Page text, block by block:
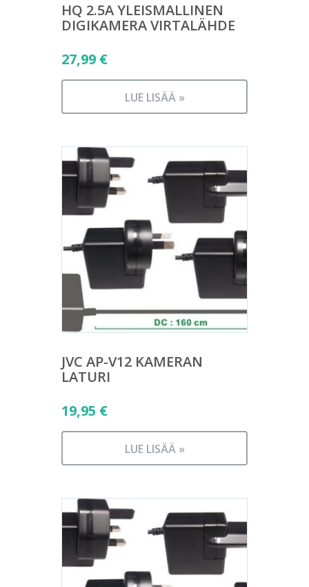
HQ 2.5A YLEISMALLINEN
DIGIKAMERA VIRTALÄHDE
27,99 €
LUE LISÄÄ »
JVC AP-V12 KAMERAN
LATURI
19,95 €
LUE LISÄÄ »